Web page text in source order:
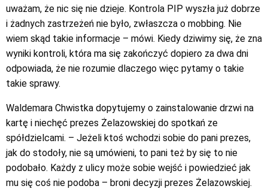
uważam, że nic się nie dzieje. Kontrola PIP wyszła już dobrze
i żadnych zastrzeżeń nie było, zwłaszcza o mobbing. Nie
wiem skąd takie informacje – mówi. Kiedy dziwimy się, że zna
wyniki kontroli, która ma się zakończyć dopiero za dwa dni
odpowiada, że nie rozumie dlaczego więc pytamy o takie
takie sprawy.
Waldemara Chwistka dopytujemy o zainstalowanie drzwi na
kartę i niechęć prezes Żelazowskiej do spotkań ze
spółdzielcami. – Jeżeli ktoś wchodzi sobie do pani prezes,
jak do stodoły, nie są umówieni, to pani też by się to nie
podobało. Każdy z ulicy może sobie wejść i powiedzieć jak
mu się coś nie podoba – broni decyzji prezes Żelazowskiej.